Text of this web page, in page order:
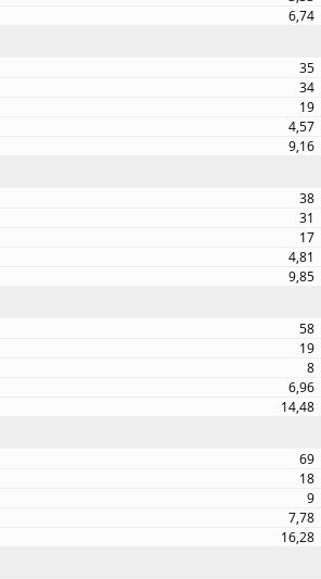
6,74
35
34
19
4,57
9,16
38
31
17
4,81
9,85
58
19
8
6,96
14,48
69
18
9
7,78
16,28